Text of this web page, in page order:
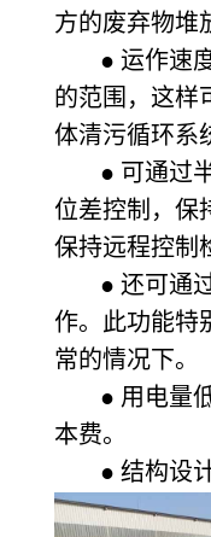
方的废弃物堆
● 运作速
的范围，这样
体清污循环系
● 可通过
位差控制，保
保持远程控制
● 还可通
作。此功能特
常的情况下。
● 用电量
本费。
● 结构设